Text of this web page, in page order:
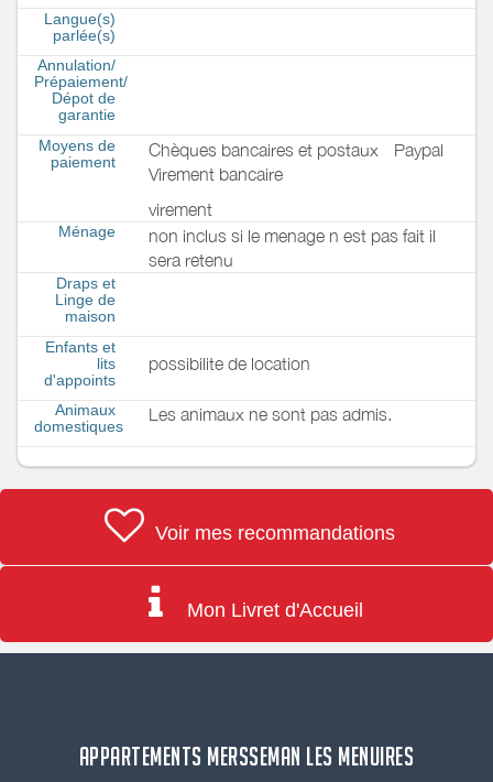
Langue(s)
parlée(s)
Annulation/
Prépaiement/
Dépot de
garantie
Moyens de
paiement
Chèques bancaires et postaux
Paypal
Virement bancaire
virement
Ménage
non inclus si le menage n est pas fait il
sera retenu
Draps et
Linge de
maison
Enfants et
lits
d'appoints
possibilite de location
Animaux
domestiques
Les animaux ne sont pas admis.
Voir mes recommandations
Mon Livret d'Accueil
APPARTEMENTS MERSSEMAN LES MENUIRES